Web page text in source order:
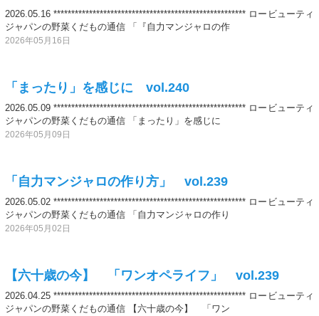
2026.05.16 ****************************************************** ロービューティ
ジャパンの野菜くだもの通信 「『自力マンジャロの作
2026年05月16日
「まったり」を感じに vol.240
2026.05.09 ****************************************************** ロービューティ
ジャパンの野菜くだもの通信 「まったり」を感じに
2026年05月09日
「自力マンジャロの作り方」 vol.239
2026.05.02 ****************************************************** ロービューティ
ジャパンの野菜くだもの通信 「自力マンジャロの作り
2026年05月02日
【六十歳の今】 「ワンオペライフ」 vol.239
2026.04.25 ****************************************************** ロービューティ
ジャパンの野菜くだもの通信 【六十歳の今】 「ワン